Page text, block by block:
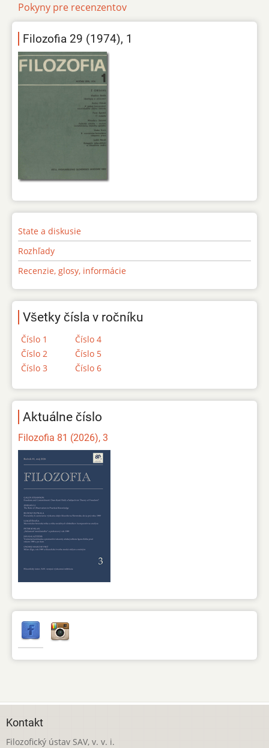
Pokyny pre recenzentov
Filozofia 29 (1974), 1
State a diskusie
Rozhľady
Recenzie, glosy, informácie
Všetky čísla v ročníku
Číslo 1
Číslo 2
Číslo 3
Číslo 4
Číslo 5
Číslo 6
Aktuálne číslo
Filozofia 81 (2026), 3
Kontakt
Filozofický ústav SAV, v. v. i.